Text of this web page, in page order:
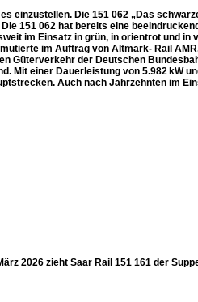
einzustellen. Die 151 062 „Das
151 062 hat bereits eine
im Einsatz in grün, in orientrot und in
im Auftrag von Altmark- Rail
Güterverkehr der Deutschen
Mit einer Dauerleistung von 5.982 kW
Auch nach Jahrzehnten im
2026 zieht Saar Rail 151 161 der